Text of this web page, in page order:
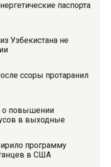
паспорта
Узбекистана не
ссоры протаранил
о повышении
в выходные
программу
в США